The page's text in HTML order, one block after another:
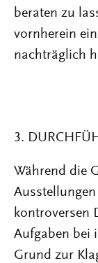
beraten zu
vornherein
nachträglich
3.
Während die
kontroversen
Aufgaben bei
Grund zur